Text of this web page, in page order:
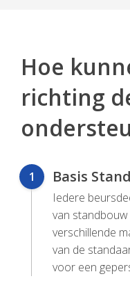
Hoe
richting
1 Basis
Iedere
van
verschillende
van de
voor een